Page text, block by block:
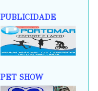
PUBLICIDADE
PET SHOW